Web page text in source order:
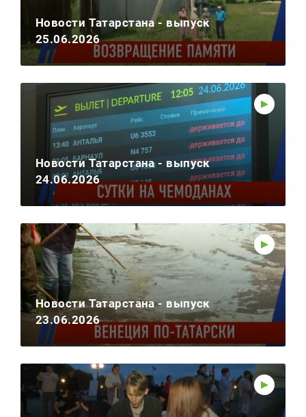
Новости Татарстана - выпуск
25.06.2026
Новости Татарстана - выпуск
24.06.2026
Новости Татарстана - выпуск
23.06.2026